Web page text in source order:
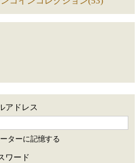
アドレス
ターに記憶する
ワード